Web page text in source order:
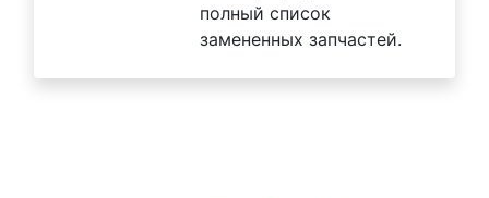
полный список
замененных запчастей.